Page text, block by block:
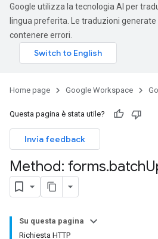
Google utilizza la tecnologia AI per
lingua preferita. Le traduzioni
contenere errori.
Home page Google Workspace
Questa pagina è stata utile?
Invia feedback
Method: forms.batch
Su questa pagina
Richiesta HTTP